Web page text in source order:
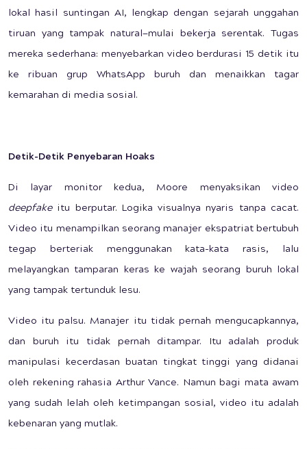
lokal hasil suntingan AI, lengkap dengan sejarah unggahan
tiruan yang tampak natural—mulai bekerja serentak. Tugas
mereka sederhana: menyebarkan video berdurasi 15 detik itu
ke ribuan grup WhatsApp buruh dan menaikkan tagar
kemarahan di media sosial.
Detik-Detik Penyebaran Hoaks
Di layar monitor kedua, Moore menyaksikan video
deepfakeitu berputar. Logika visualnya nyaris tanpa cacat.
Video itu menampilkan seorang manajer ekspatriat bertubuh
tegap berteriak menggunakan kata-kata rasis, lalu
melayangkan tamparan keras ke wajah seorang buruh lokal
yang tampak tertunduk lesu.
Video itu palsu. Manajer itu tidak pernah mengucapkannya,
dan buruh itu tidak pernah ditampar. Itu adalah produk
manipulasi kecerdasan buatan tingkat tinggi yang didanai
oleh rekening rahasia Arthur Vance. Namun bagi mata awam
yang sudah lelah oleh ketimpangan sosial, video itu adalah
kebenaran yang mutlak.